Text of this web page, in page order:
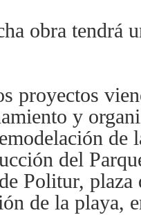
obra tendrá
proyectos
y
de
del
Politur, plaza
de la playa,